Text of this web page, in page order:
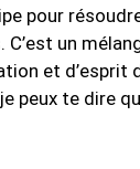
pour
un
et d’esprit
peux te dire